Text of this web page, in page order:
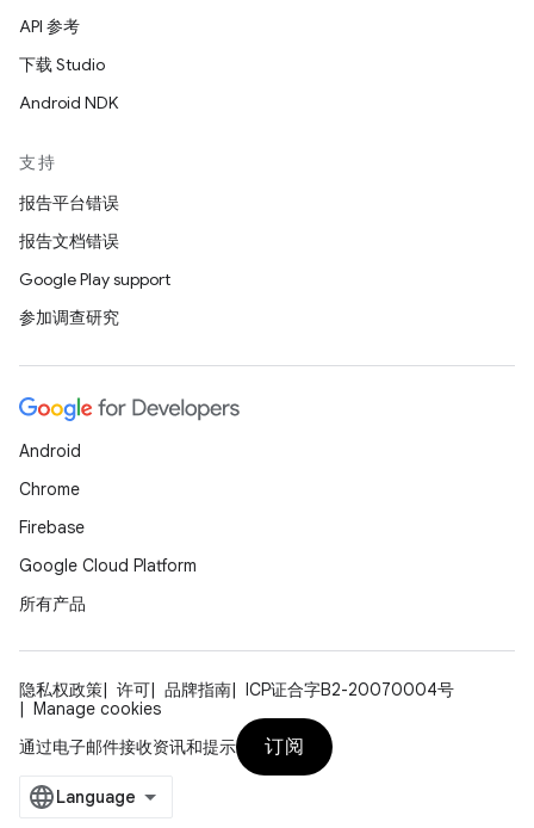
API 参考
下载 Studio
Android NDK
支持
报告平台错误
报告文档错误
Google Play support
参加调查研究
Android
Chrome
Firebase
Google Cloud Platform
所有产品
隐私权政策 许可 品牌指南
ICP证合字B2-20070004号
Manage cookies
通过电子邮件接收资讯和提示
订阅